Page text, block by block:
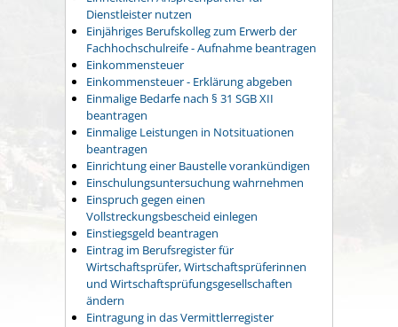
Dienstleister nutzen
Einjähriges Berufskolleg zum Erwerb der
Fachhochschulreife - Aufnahme beantragen
Einkommensteuer
Einkommensteuer - Erklärung abgeben
Einmalige Bedarfe nach § 31 SGB XII
beantragen
Einmalige Leistungen in Notsituationen
beantragen
Einrichtung einer Baustelle vorankündigen
Einschulungsuntersuchung wahrnehmen
Einspruch gegen einen
Vollstreckungsbescheid einlegen
Einstiegsgeld beantragen
Eintrag im Berufsregister für
Wirtschaftsprüfer, Wirtschaftsprüferinnen
und Wirtschaftsprüfungsgesellschaften
ändern
Eintragung in das Vermittlerregister